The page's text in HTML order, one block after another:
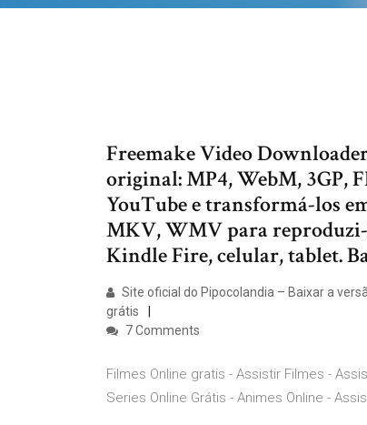
Freemake Video
original: MP4, WebM, 3GP,
YouTube e transformá-los
MKV, WMV para reproduzi-
Kindle Fire, celular, tablet.
Site oficial do Pipocolandia – Baixar a
grátis
7 Comments
Filmes Online gratis - Assistir Filmes -
Series Online Grátis - Animes Online -